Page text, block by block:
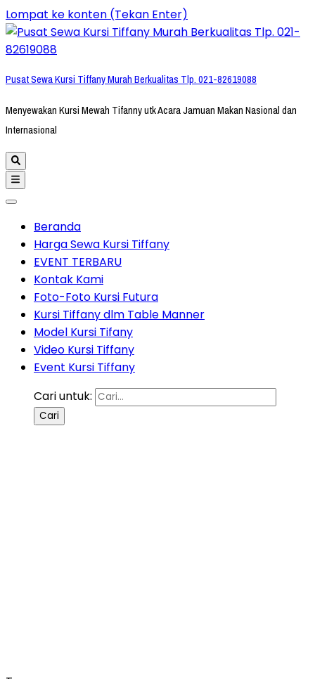
Lompat ke konten (Tekan Enter)
Pusat Sewa Kursi Tiffany Murah Berkualitas Tlp. 021-82619088
Menyewakan Kursi Mewah Tifanny utk Acara Jamuan Makan Nasional dan
Internasional
Beranda
Harga Sewa Kursi Tiffany
EVENT TERBARU
Kontak Kami
Foto-Foto Kursi Futura
Kursi Tiffany dlm Table Manner
Model Kursi Tifany
Video Kursi Tiffany
Event Kursi Tiffany
Cari untuk: